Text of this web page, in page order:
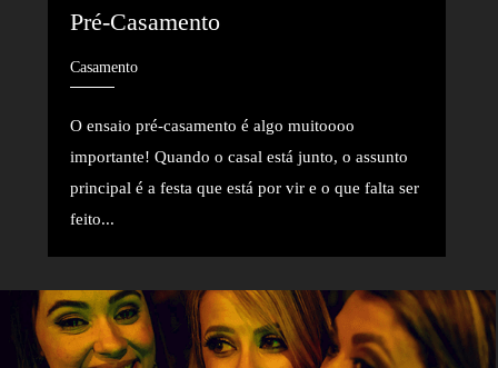
Pré-Casamento
Casamento
O ensaio pré-casamento é algo muitoooo
importante! Quando o casal está junto, o assunto
principal é a festa que está por vir e o que falta ser
feito...